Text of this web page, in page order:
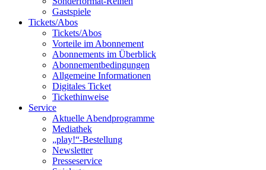
Gastspiele
Tickets/Abos
Tickets/Abos
Vorteile im Abonnement
Abonnements im Überblick
Abonnement­bedingungen
Allgemeine Informationen
Digitales Ticket
Ticket­hinweise
Service
Aktuelle Abendprogramme
Mediathek
„play!“-Bestellung
Newsletter
Presseservice